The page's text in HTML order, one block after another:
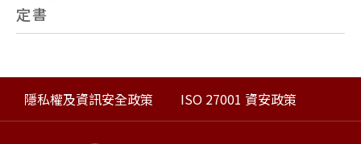
定書
隱私權及資訊安全政策 ISO 27001 資安政策